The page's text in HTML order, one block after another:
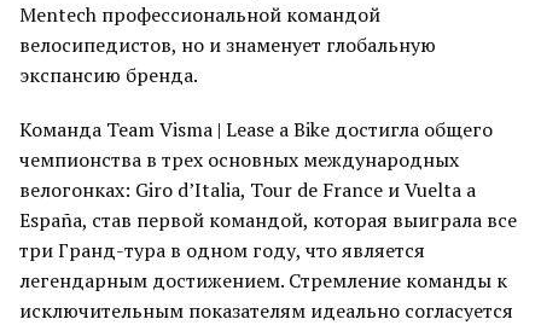
Mentech профессиональной командой
велосипедистов, но и знаменует глобальную
экспансию бренда.
Команда Team Visma | Lease a Bike достигла общего
чемпионства в трех основных международных
велогонках: Giro d’Italia, Tour de France и Vuelta a
España, став первой командой, которая выиграла все
три Гранд-тура в одном году, что является
легендарным достижением. Стремление команды к
исключительным показателям идеально согласуется